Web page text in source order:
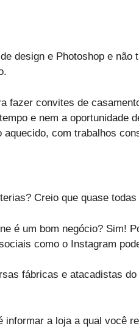
design e Photoshop e
fazer convites de
e nem a oportunidade
aquecido, com trabalhos
Creio que quase
é um bom negócio? Sim!
como o Instagram
fábricas e atacadistas
informar a loja a qual você